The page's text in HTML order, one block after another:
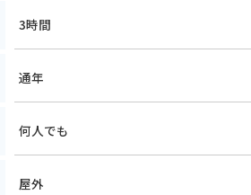
3時間
通年
何人でも
屋外